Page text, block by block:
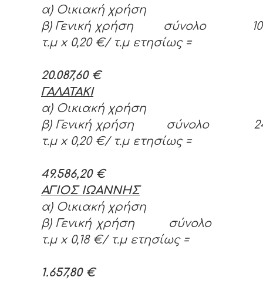
α) Οικιακή χρήση
β) Γενική χρήση σύνολο
τ.μ x 0,20 €/ τ.μ ετησίως =
20.087,60 €
ΓΑΛΑΤΑΚΙ
α) Οικιακή χρήση
β) Γενική χρήση σύνολο
τ.μ x 0,20 €/ τ.μ ετησίως =
49.586,20 €
ΑΓΙΟΣ ΙΩΑΝΝΗΣ
α) Οικιακή χρήση
β) Γενική χρήση σύνολο
τ.μ x 0,18 €/ τ.μ ετησίως =
1.657,80 €